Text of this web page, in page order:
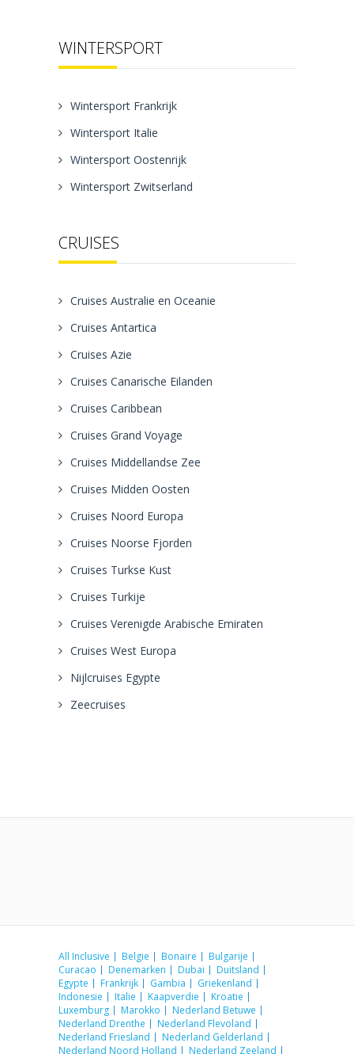
WINTERSPORT
Wintersport Frankrijk
Wintersport Italie
Wintersport Oostenrijk
Wintersport Zwitserland
CRUISES
Cruises Australie en Oceanie
Cruises Antartica
Cruises Azie
Cruises Canarische Eilanden
Cruises Caribbean
Cruises Grand Voyage
Cruises Middellandse Zee
Cruises Midden Oosten
Cruises Noord Europa
Cruises Noorse Fjorden
Cruises Turkse Kust
Cruises Turkije
Cruises Verenigde Arabische Emiraten
Cruises West Europa
Nijlcruises Egypte
Zeecruises
All Inclusive Belgie Bonaire
Bulgarije
Curacao
Denemarken Dubai
Duitsland
Egypte
Frankrijk Gambia
Griekenland
Indonesie
Italie Kaapverdie
Kroatie
Luxemburg
Marokko
Nederland Betuwe
Nederland Drenthe
Nederland Flevoland
Nederland Friesland
Nederland Gelderland
Nederland Noord Holland
Nederland Zeeland